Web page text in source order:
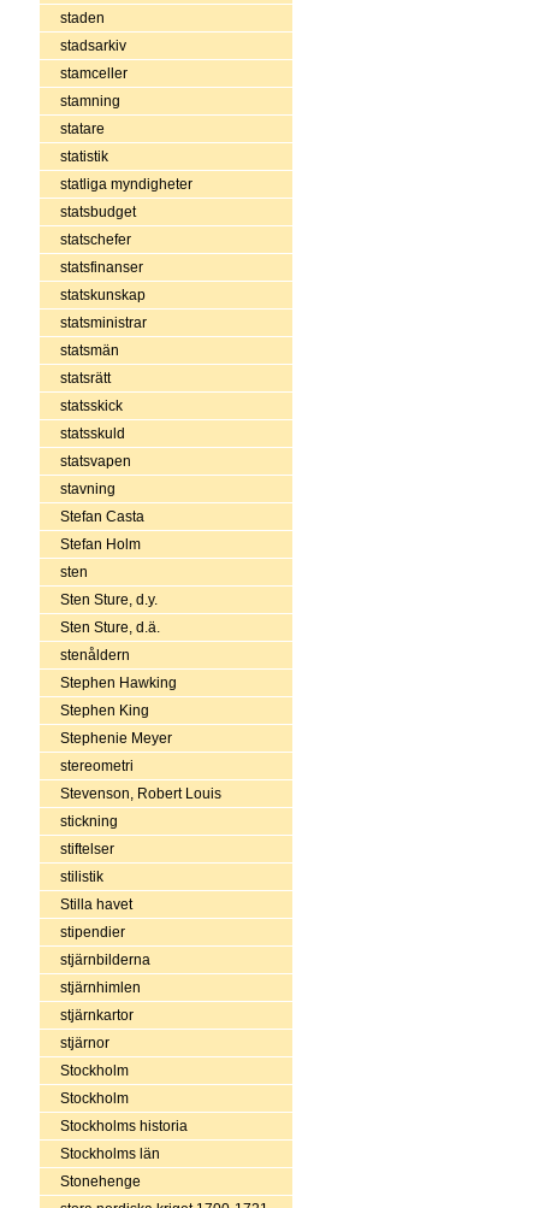
staden
stadsarkiv
stamceller
stamning
statare
statistik
statliga myndigheter
statsbudget
statschefer
statsfinanser
statskunskap
statsministrar
statsmän
statsrätt
statsskick
statsskuld
statsvapen
stavning
Stefan Casta
Stefan Holm
sten
Sten Sture, d.y.
Sten Sture, d.ä.
stenåldern
Stephen Hawking
Stephen King
Stephenie Meyer
stereometri
Stevenson, Robert Louis
stickning
stiftelser
stilistik
Stilla havet
stipendier
stjärnbilderna
stjärnhimlen
stjärnkartor
stjärnor
Stockholm
Stockholm
Stockholms historia
Stockholms län
Stonehenge